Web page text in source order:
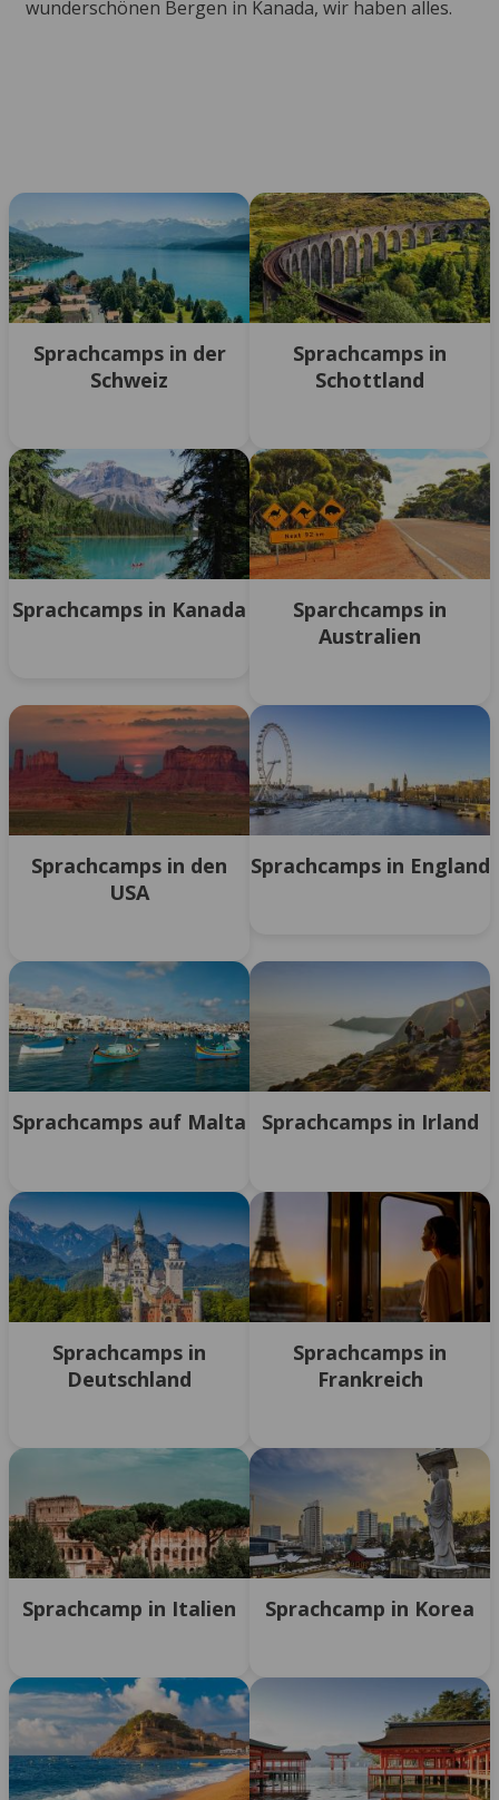
wunderschönen Bergen in Kanada, wir haben alles.
Sprachcamps in der
Schweiz
Sprachcamps in
Schottland
Sprachcamps in Kanada
Sparchcamps in
Australien
Sprachcamps in den
USA
Sprachcamps in England
Sprachcamps auf Malta Sprachcamps in Irland
Sprachcamps in
Deutschland
Sprachcamps in
Frankreich
Sprachcamp in Italien Sprachcamp in Korea